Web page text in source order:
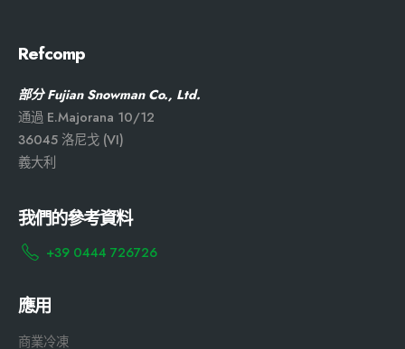
Refcomp
部分 Fujian Snowman Co., Ltd.
通過 E.Majorana 10/12
36045 洛尼戈 (VI)
義大利
我們的參考資料
+39 0444 726726
應用
商業冷凍